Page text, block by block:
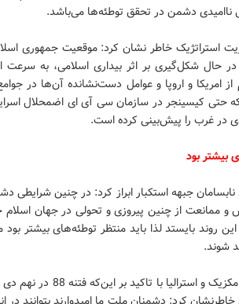
ناامیدی دشمن در تحقق توطئه‌ها می‌باشد.
استراتژیک خاطر نشان کرد: موقعیت جمهوری
حال شکل‌گیری بر اثر بیداری اسلامی، به سرعت
از امریکا و اروپا و عوامل دست‌نشانده آن‌ها در
حتی کیسینجر در سازمان سی آی ای اضمحلال
در غرب را پیش‌بینی کرده است.
بیشتر بود
نابسامان جبهه استکبار ابراز کرد: در چنین شرایطی
و ممانعت از چنین پیروزی و تحولی در جهان
روند بایستد لذا باید منتظر توطئه‌های بیشتر بود
شوند.
سفیر سابق ایران در مکزیک و